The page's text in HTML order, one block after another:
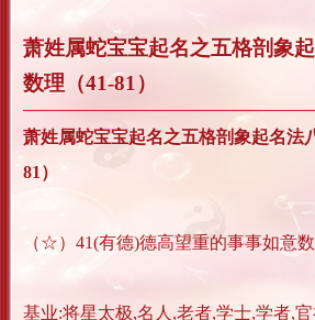
萧姓属蛇宝宝起名之五格剖象
数理（41-81）
萧姓属蛇宝宝起名之五格剖象起名法
81）
（☆）41(有德)德高望重的事事如意
基业:将星太极,名人,老者,学士,学者,